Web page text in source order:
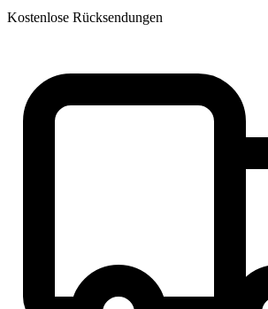
Kostenlose Rücksendungen